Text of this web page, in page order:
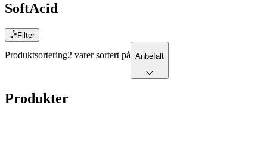
SoftAcid
Filter
Produktsortering2 varer sortert på Anbefalt
Produkter